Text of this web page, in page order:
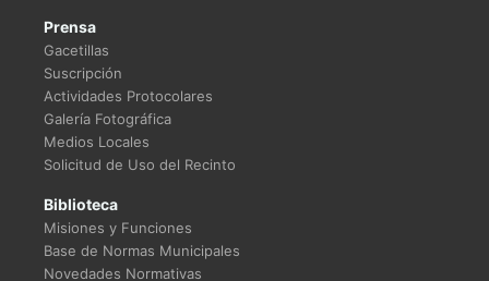
Prensa
Gacetillas
Suscripción
Actividades Protocolares
Galería Fotográfica
Medios Locales
Solicitud de Uso del Recinto
Biblioteca
Misiones y Funciones
Base de Normas Municipales
Novedades Normativas